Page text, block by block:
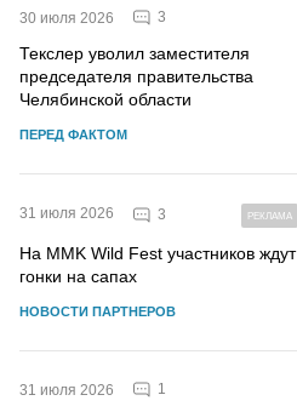
30 июля 2026 3
Текслер уволил заместителя
председателя правительства
Челябинской области
ПЕРЕД ФАКТОМ
31 июля 2026 3 РЕКЛАМА
На MMK Wild Fest участников ждут
гонки на сапах
НОВОСТИ ПАРТНЕРОВ
31 июля 2026 1